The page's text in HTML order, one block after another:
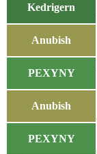
Kedrigern
Anubish
PEXYNY
Anubish
PEXYNY